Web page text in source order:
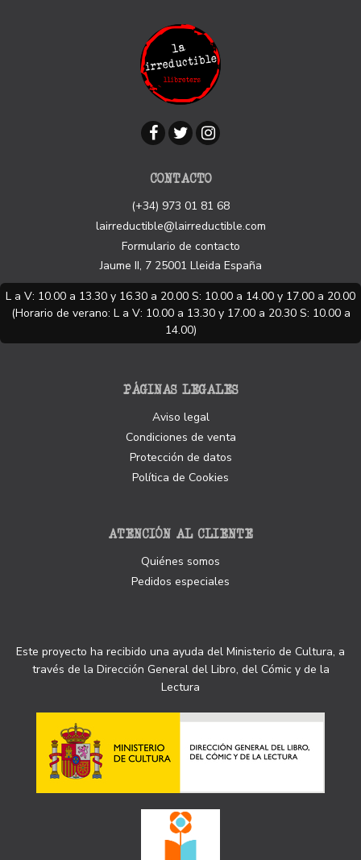
CONTACTO
(+34) 973 01 81 68
lairreductible@lairreductible.com
Formulario de contacto
Jaume II, 7 25001 Lleida España
L a V: 10.00 a 13.30 y 16.30 a 20.00 S: 10.00 a 14.00 y 17.00 a 20.00
(Horario de verano: L a V: 10.00 a 13.30 y 17.00 a 20.30 S: 10.00 a
14.00)
PÁGINAS LEGALES
Aviso legal
Condiciones de venta
Protección de datos
Política de Cookies
ATENCIÓN AL CLIENTE
Quiénes somos
Pedidos especiales
Este proyecto ha recibido una ayuda del Ministerio de Cultura, a
través de la Dirección General del Libro, del Cómic y de la
Lectura